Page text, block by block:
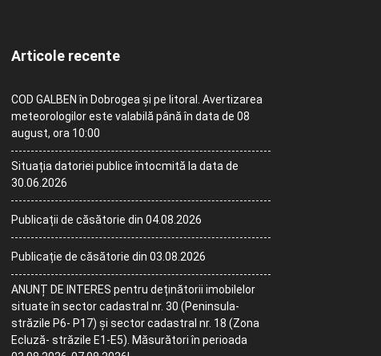
Articole recente
COD GALBEN în Dobrogea și pe litoral. Avertizarea
meteorologilor este valabilă până în data de 08
august, ora 10:00
Situația datoriei publice întocmită la data de
30.06.2026
Publicații de căsătorie din 04.08.2026
Publicație de căsătorie din 03.08.2026
ANUNȚ DE INTERES pentru deținătorii imobilelor
situate în sector cadastral nr. 30 (Peninsula-
străzile P6- P17) și sector cadastral nr. 18 (Zona
Ecluză- străzile E1-E5). Măsurători în perioada